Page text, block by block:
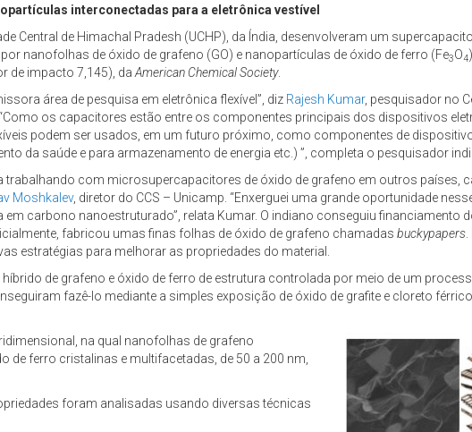
interconectadas para a eletrônica vestível
Central de Himachal Pradesh (UCHP), da Índia, desenvolveram um
nanofolhas de óxido de grafeno (GO) e nanopartículas de óxido de ferro (Fe3O4
de impacto 7,145), da American Chemical Society.
área de pesquisa em eletrônica flexível”, diz Rajesh Kumar, pesquisador no
os capacitores estão entre os componentes principais dos dispositivos
podem ser usados, em um futuro próximo, como componentes de
da saúde e para armazenamento de energia etc.) ”, completa o pesquisador
trabalhando com microsupercapacitores de óxido de grafeno em outros países,
Moshkalev, diretor do CCS – Unicamp. “Enxerguei uma grande oportunidade
carbono nanoestruturado”, relata Kumar. O indiano conseguiu financiamento
fabricou umas finas folhas de óxido de grafeno chamadas buckypapers
estratégias para melhorar as propriedades do material.
de grafeno e óxido de ferro de estrutura controlada por meio de um
fazê-lo mediante a simples exposição de óxido de grafite e cloreto férrico
na qual nanofolhas de grafeno
de ferro cristalinas e multifacetadas, de 50 a 200 nm,
foram analisadas usando diversas técnicas